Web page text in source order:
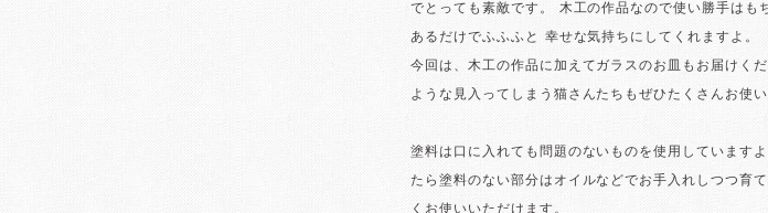
でとっても素敵です。 木工の作品なので使い勝手はも
あるだけでふふふと 幸せな気持ちにしてくれますよ。
今回は、木工の作品に加えてガラスのお皿もお届けく
ような見入ってしまう猫さんたちもぜひたくさんお使
塗料は口に入れても問題のないものを使用しています
たら塗料のない部分はオイルなどでお手入れしつつ育
くお使いいただけます。